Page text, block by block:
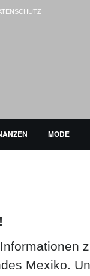
MODE
Mexiko.